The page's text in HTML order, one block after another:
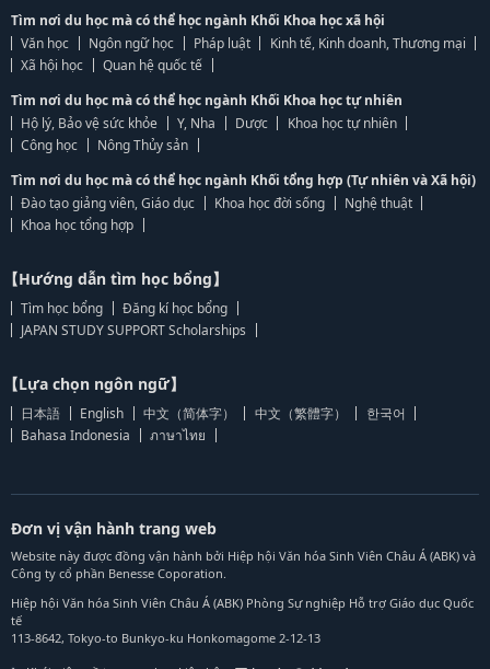
Tìm nơi du học mà có thể học ngành Khối Khoa học xã hội
Văn học
Ngôn ngữ học Pháp luật
Kinh tế, Kinh doanh, Thương mại
Xã hội học
Quan hệ quốc tế
Tìm nơi du học mà có thể học ngành Khối Khoa học tự nhiên
Hộ lý, Bảo vệ sức khỏe
Y, Nha Dược
Khoa học tự nhiên
Công học
Nông Thủy sản
Tìm nơi du học mà có thể học ngành Khối tổng hợp (Tự nhiên và Xã hội)
Đào tạo giảng viên, Giáo dục
Khoa học đời sống
Nghệ thuật
Khoa học tổng hợp
【Hướng dẫn tìm học bổng】
Tìm học bổng
Đăng kí học bổng
JAPAN STUDY SUPPORT Scholarships
【Lựa chọn ngôn ngữ】
日本語 English 中文（简体字） 中文（繁體字）
한국어
Bahasa Indonesia
ภาษาไทย
Đơn vị vận hành trang web
Website này được đồng vận hành bởi Hiệp hội Văn hóa Sinh Viên Châu Á (ABK) và
Công ty cổ phần Benesse Coporation.
Hiệp hội Văn hóa Sinh Viên Châu Á (ABK) Phòng Sự nghiệp Hỗ trợ Giáo dục Quốc
tế
113-8642, Tokyo-to Bunkyo-ku Honkomagome 2-12-13